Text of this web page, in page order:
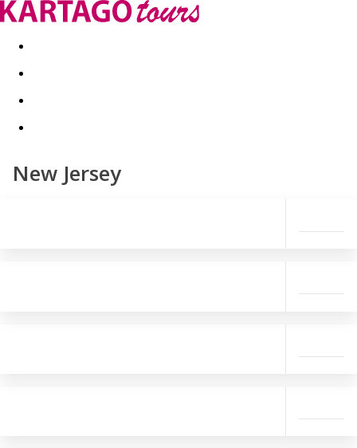
Last minute Dovolenkové kluby
New Jersey